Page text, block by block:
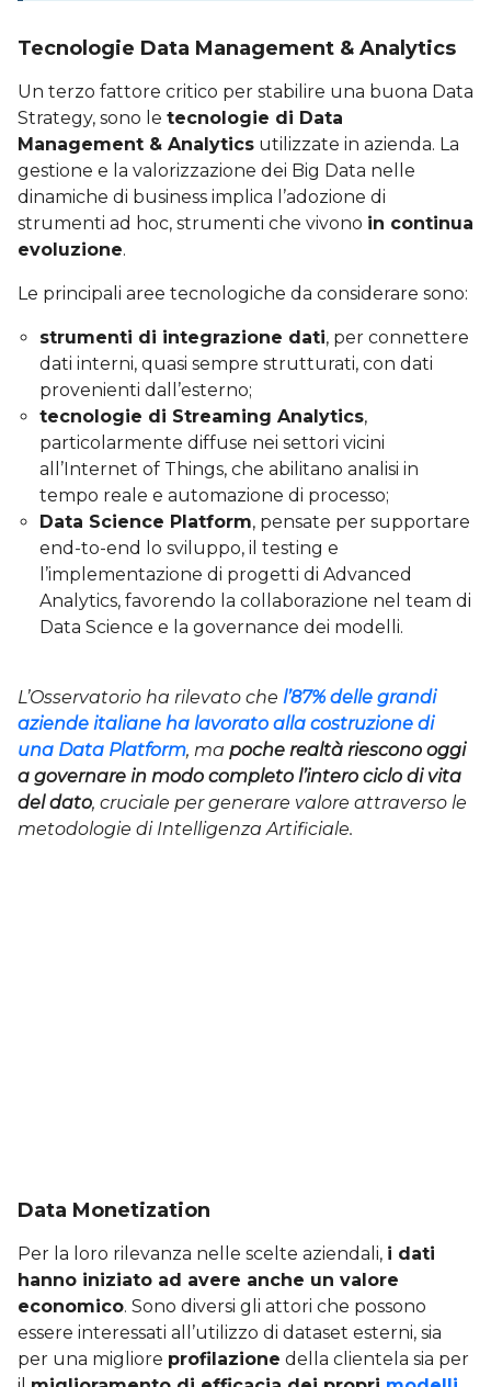
Tecnologie Data Management & Analytics
Un terzo fattore critico per stabilire una buona Data
Strategy, sono le tecnologie di Data
Management & Analytics utilizzate in azienda. La
gestione e la valorizzazione dei Big Data nelle
dinamiche di business implica l’adozione di
strumenti ad hoc, strumenti che vivono in continua
evoluzione.
Le principali aree tecnologiche da considerare sono:
strumenti di integrazione dati, per connettere
dati interni, quasi sempre strutturati, con dati
provenienti dall’esterno;
tecnologie di Streaming Analytics,
particolarmente diffuse nei settori vicini
all’Internet of Things, che abilitano analisi in
tempo reale e automazione di processo;
Data Science Platform, pensate per supportare
end-to-end lo sviluppo, il testing e
l’implementazione di progetti di Advanced
Analytics, favorendo la collaborazione nel team di
Data Science e la governance dei modelli.
L’Osservatorio ha rilevato che l’87% delle grandi
aziende italiane ha lavorato alla costruzione di
una Data Platform, ma poche realtà riescono oggi
a governare in modo completo l’intero ciclo di vita
del dato, cruciale per generare valore attraverso le
metodologie di Intelligenza Artificiale.
Data Monetization
Per la loro rilevanza nelle scelte aziendali, i dati
hanno iniziato ad avere anche un valore
economico. Sono diversi gli attori che possono
essere interessati all’utilizzo di dataset esterni, sia
per una migliore profilazione della clientela sia per